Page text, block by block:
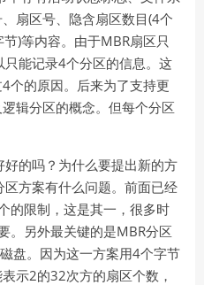
扇区号、隐含扇区数目 (4个
节)等内容。由于MBR扇区只
只能记录4个分区的信息。这
4个的原因。后来为了支持更
辑分区的概念。但每个分区
好的吗？为什么要提出新的方
区方案有什么问题。前面已经
的限制，这是其一，很多时
。另外最关键的是MBR分区
盘。因为这一方案用4个字节
表示2的32次方的扇区个数，